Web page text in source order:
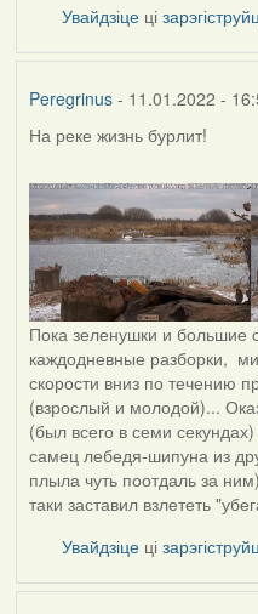
Увайдзіце ці
Peregrinus- 11.01.2022 -
На реке жизнь бурлит!
Пока зеленушки и большие
каждодневные разборки,
скорости вниз по течению
(взрослый и молодой)...
(был всего в семи
самец лебедя-шипуна из
плыла чуть поотдаль за
таки заставил взлететь
Увайдзіце ці